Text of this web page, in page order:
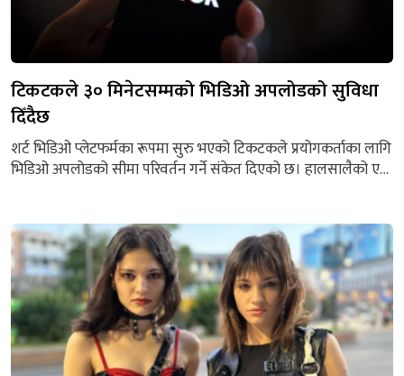
टिकटकले ३० मिनेटसम्मको भिडिओ अपलोडको सुविधा
दिँदैछ
शर्ट भिडिओ प्लेटफर्मका रूपमा सुरु भएको टिकटकले प्रयोगकर्ताका लागि
भिडिओ अपलोडको सीमा परिवर्तन गर्ने संकेत दिएको छ। हालसालैको एक
कन्सल्टेन्ट म्याट नभाराले पत्ता लगाएका हुन्। उनले एपको आईओएस बेटा
संस्करणमा टिकटकले ३० मिनेट लामो भिडिओ अपलोडका...